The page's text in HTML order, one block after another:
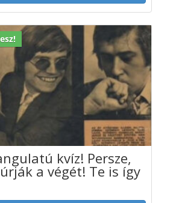
kvíz! Persze,
a végét! Te is így